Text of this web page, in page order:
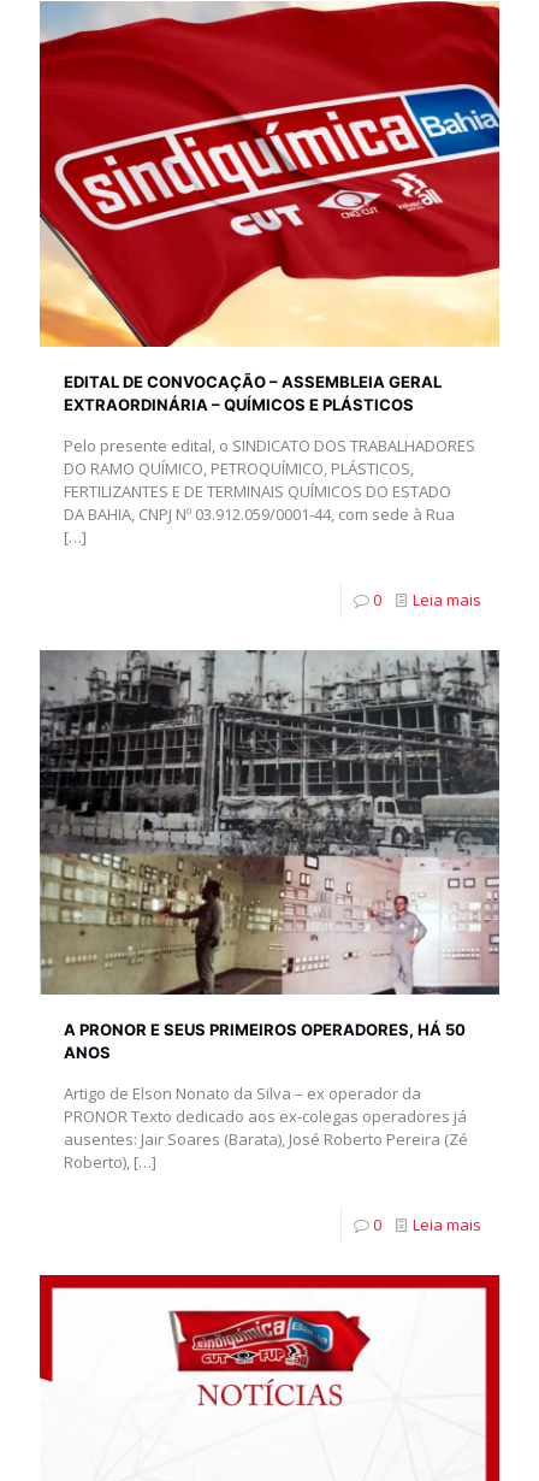
EDITAL DE CONVOCAÇÃO – ASSEMBLEIA GERAL
EXTRAORDINÁRIA – QUÍMICOS E PLÁSTICOS
Pelo presente edital, o SINDICATO DOS TRABALHADORES
DO RAMO QUÍMICO, PETROQUÍMICO, PLÁSTICOS,
FERTILIZANTES E DE TERMINAIS QUÍMICOS DO ESTADO
DA BAHIA, CNPJ Nº 03.912.059/0001-44, com sede à Rua
[…]
0 Leia mais
A PRONOR E SEUS PRIMEIROS OPERADORES, HÁ 50
ANOS
Artigo de Elson Nonato da Silva – ex operador da
PRONOR Texto dedicado aos ex-colegas operadores já
ausentes: Jair Soares (Barata), José Roberto Pereira (Zé
Roberto), […]
0 Leia mais